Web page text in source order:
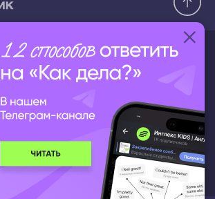
350078, Краснодарский край, г. Краснодар,
дом 189/6, ЛИТЕР А, помещение 91/1
Пользовательское соглашение
организации
в сфере ИТ
Документы СОУТ
в Роспатенте
IT аккредитация
акций
Действующие тарифы
возврата